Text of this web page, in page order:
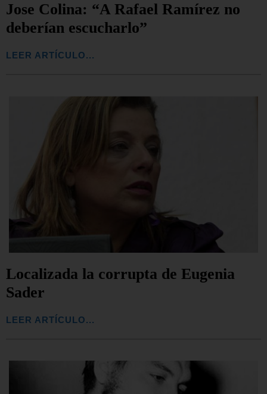
Jose Colina: “A Rafael Ramírez no
deberían escucharlo”
LEER ARTÍCULO...
Localizada la corrupta de Eugenia
Sader
LEER ARTÍCULO...